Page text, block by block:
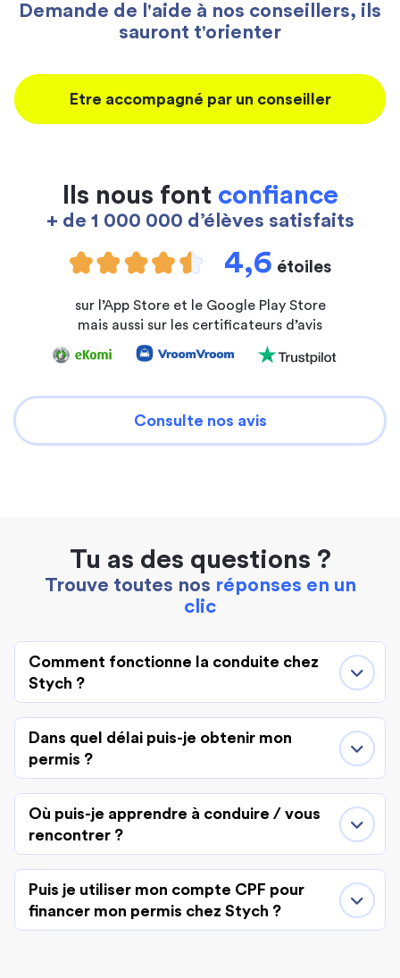
Demande de l'aide à nos conseillers, ils
sauront t'orienter
Etre accompagné par un conseiller
Ils nous font confiance
+ de 1 000 000 d’élèves satisfaits
4,6 étoiles
sur l’App Store et le Google Play Store
mais aussi sur les certificateurs d’avis
Consulte nos avis
Tu as des questions ?
Trouve toutes nos réponses en un
clic
Comment fonctionne la conduite chez
Stych ?
Dans quel délai puis-je obtenir mon
permis ?
Où puis-je apprendre à conduire / vous
rencontrer ?
Puis je utiliser mon compte CPF pour
financer mon permis chez Stych ?